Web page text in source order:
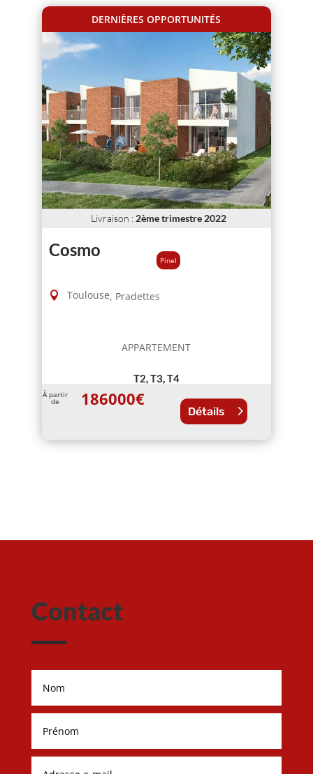
DERNIÈRES OPPORTUNITÉS
Livraison : 2ème trimestre 2022
Cosmo
Pinel
Toulouse, Pradettes
APPARTEMENT
T2, T3, T4
À partir
de 186000€
Détails
Contact